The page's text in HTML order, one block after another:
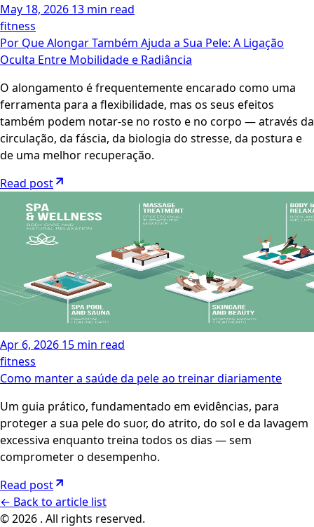
May 18, 2026 13 min read
fitness
Por Que Alongar Também Ajuda a Sua Pele: A Ligação
Oculta Entre Mobilidade e Radiância
O alongamento é frequentemente encarado como uma
ferramenta para a flexibilidade, mas os seus efeitos
também podem notar-se no rosto e no corpo — através da
circulação, da fáscia, da biologia do stresse, da postura e
de uma melhor recuperação.
Read post
Apr 6, 2026 15 min read
fitness
Como manter a saúde da pele ao treinar diariamente
Um guia prático, fundamentado em evidências, para
proteger a sua pele do suor, do atrito, do sol e da lavagem
excessiva enquanto treina todos os dias — sem
comprometer o desempenho.
Read post
← Back to article list
© 2026 . All rights reserved.